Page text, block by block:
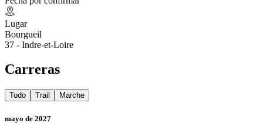
Lugar
Bourgueil
37 - Indre-et-Loire
Carreras
Todo Trail Marche
mayo de 2027